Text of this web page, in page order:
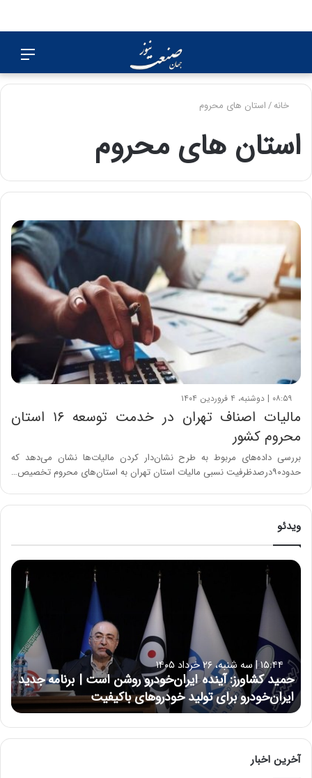
برای
خانه/استان های محروم
استان های محروم
۰۸:۵۹ | دوشنبه، ۴ فروردین ۱۴۰۴
مالیات اصناف تهران در خدمت توسعه ۱۶ استان
محروم کشور
بررسی داده‌های مربوط به طرح نشان‌دار کردن مالیات‌ها نشان می‌دهد که
حدود۹۰درصدظرفیت نسبی مالیات استان تهران به استان‌های محروم تخصیص…
ویدئو
ح
ش
ا
و
ر
ز
:
آ
ی
ن
۱۵:۴۴ | سه شنبه، ۲۶ خرداد ۱۴۰۵
حمید کشاورز: آینده ایران‌خودرو روشن است | برنامه جدید
ایران‌خودرو برای تولید خودروهای باکیفیت
آخرین اخبار